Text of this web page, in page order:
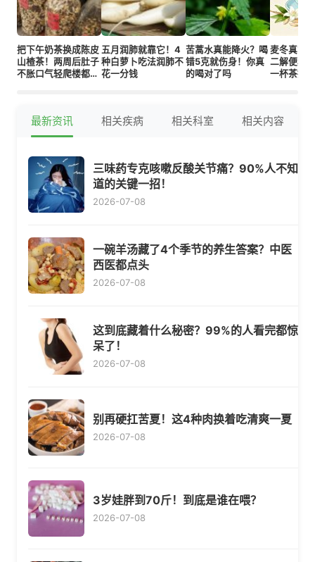
把下午奶茶换成陈皮
山楂茶！两周后肚子
不胀口气轻爬楼都有
五月润肺就靠它！4
种白萝卜吃法润肺不
花一分钱
苦蒿水真能降火？喝
错5克就伤身！你真
的喝对了吗
麦冬真能
二解便秘
一杯茶搞
最新资讯 相关疾病 相关科室 相关内容
三味药专克咳嗽反酸关节痛？90%人不知
道的关键一招！
2026-07-08
一碗羊汤藏了4个季节的养生答案？中医
西医都点头
2026-07-08
这到底藏着什么秘密？99%的人看完都惊
呆了！
2026-07-08
别再硬扛苦夏！这4种肉换着吃清爽一夏
2026-07-08
3岁娃胖到70斤！到底是谁在喂？
2026-07-08